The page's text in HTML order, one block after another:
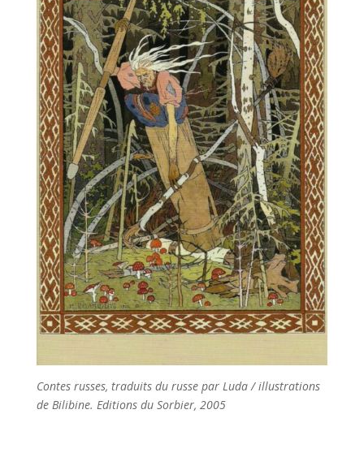
Contes russes, traduits du russe par Luda / illustrations
de Bilibine. Editions du Sorbier, 2005